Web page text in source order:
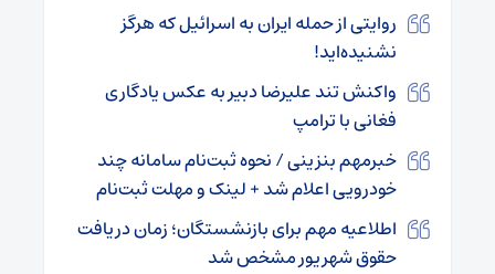
روایتی از حمله ایران به اسرائیل که هرگز
نشنیده‌اید!
واکنش تند علیرضا دبیر به عکس یادگاری
فغانی با ترامپ
خبرمهم بنزینی / نحوه ثبت‌نام سامانه چند
خودرویی اعلام شد + لینک و مهلت ثبت‌نام
اطلاعیه مهم برای بازنشستگان؛ زمان دریافت
حقوق شهریور مشخص شد